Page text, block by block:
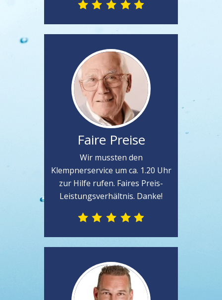
Faire Preise
Wir mussten den
Klempnerservice um ca. 1.20 Uhr
zur Hilfe rufen. Faires Preis-
Leistungsverhältnis. Danke!